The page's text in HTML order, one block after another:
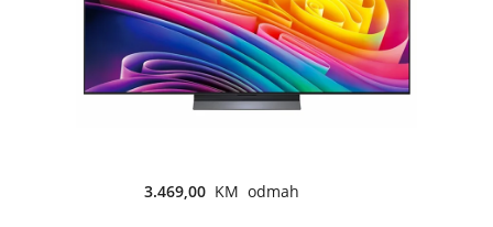
3.469,00 KM odmah